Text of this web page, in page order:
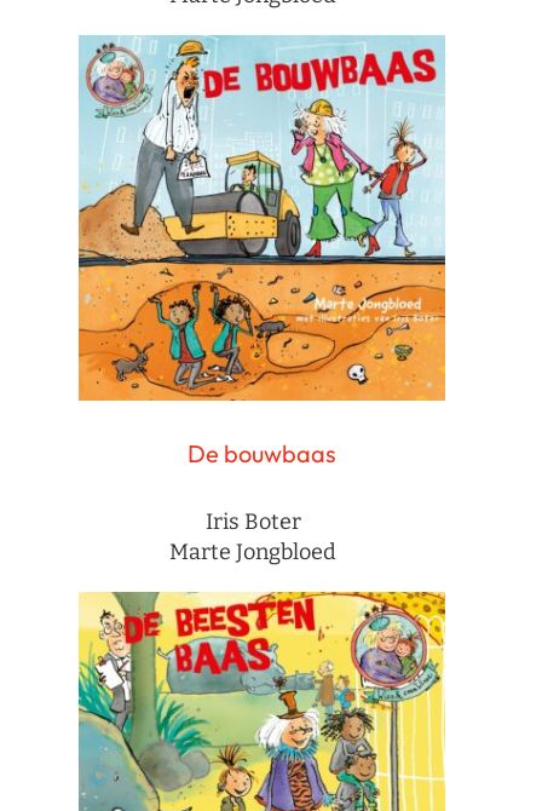
De bouwbaas
Iris Boter
Marte Jongbloed